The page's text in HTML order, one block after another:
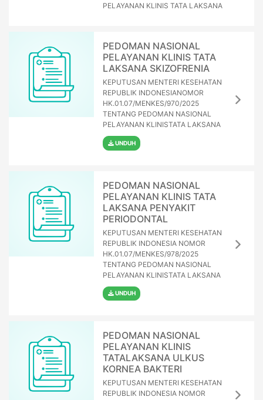
PELAYANAN KLINIS TATA LAKSANA
PEDOMAN NASIONAL
PELAYANAN KLINIS TATA
LAKSANA SKIZOFRENIA
KEPUTUSAN MENTERI KESEHATAN
REPUBLIK INDONESIANOMOR
HK.01.07/MENKES/970/2025
TENTANG PEDOMAN NASIONAL
PELAYANAN KLINISTATA LAKSANA
UNDUH
PEDOMAN NASIONAL
PELAYANAN KLINIS TATA
LAKSANA PENYAKIT
PERIODONTAL
KEPUTUSAN MENTERI KESEHATAN
REPUBLIK INDONESIA NOMOR
HK.01.07/MENKES/978/2025
TENTANG PEDOMAN NASIONAL
PELAYANAN KLINISTATA LAKSANA
UNDUH
PEDOMAN NASIONAL
PELAYANAN KLINIS
TATALAKSANA ULKUS
KORNEA BAKTERI
KEPUTUSAN MENTERI KESEHATAN
REPUBLIK INDONESIA NOMOR